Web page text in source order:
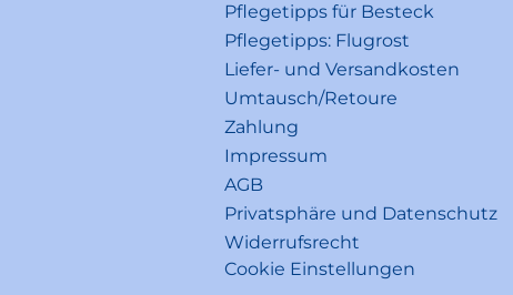
Pflegetipps für Besteck
Pflegetipps: Flugrost
Liefer- und Versandkosten
Umtausch/Retoure
Zahlung
Impressum
AGB
Privatsphäre und Datenschutz
Widerrufsrecht
Cookie Einstellungen